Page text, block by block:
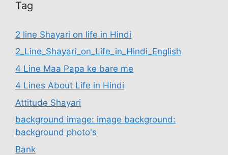
Tag
2 line Shayari on life in Hindi
2_Line_Shayari_on_Life_in_Hindi_English
4 Line Maa Papa ke bare me
4 Lines About Life in Hindi
Attitude Shayari
background image: image background:
background photo's
Bank